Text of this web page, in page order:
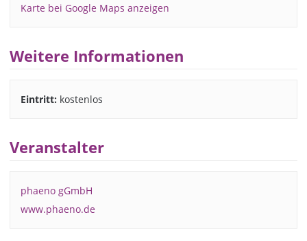
Karte bei Google Maps anzeigen
Weitere Informationen
Eintritt: kostenlos
Veranstalter
phaeno gGmbH
www.phaeno.de